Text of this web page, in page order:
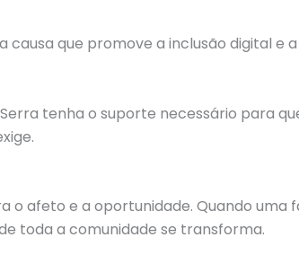
que promove a inclusão digital e
tenha o suporte necessário para
afeto e a oportunidade. Quando uma
toda a comunidade se transforma.